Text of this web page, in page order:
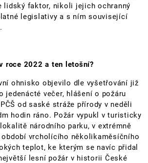
lidský faktor, nikoli jejich ochranný
legislativy a s ním související
roce 2022 a ten letošní?
ohnisko objevilo dle vyšetřování již
jedenácté večer, hlášení o požáru
od saské stráže přírody v neděli
hodin ráno. Požár vypukl v turisticky
národního parku, v extrémně
vrcholícího několikaměsíčního
teplot, ke kterým se navíc přidal
lesní požár v historii České